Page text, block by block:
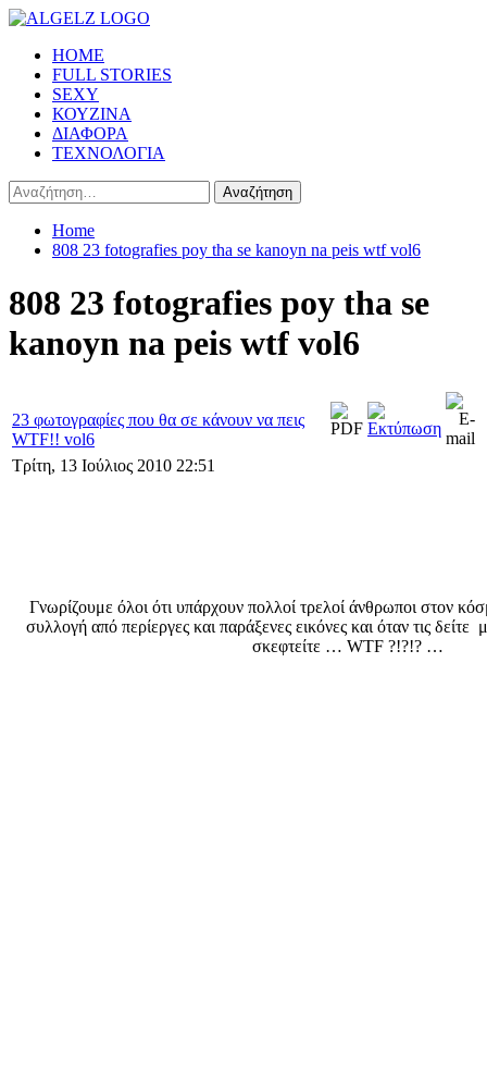
Skip
content
Primary
Menu
HOME
FULL STORIES
SEXY
ΚΟΥΖΙΝΑ
ΔΙΑΦΟΡΑ
ΤΕΧΝΟΛΟΓΙΑ
Αναζήτηση
για:
Home
808 23 fotografies poy tha se kanoyn na peis wtf vol6
808 23 fotografies poy tha se
kanoyn na peis wtf vol6
23 φωτογραφίες που θα σε κάνουν να πεις
WTF!! vol6
Τρίτη, 13 Ιούλιος 2010 22:51
Γνωρίζουμε όλοι ότι υπάρχουν πολλοί τρελοί άνθρωποι στον
συλλογή από περίεργες και παράξενες εικόνες και όταν τις
σκεφτείτε … WTF ?!?!? …